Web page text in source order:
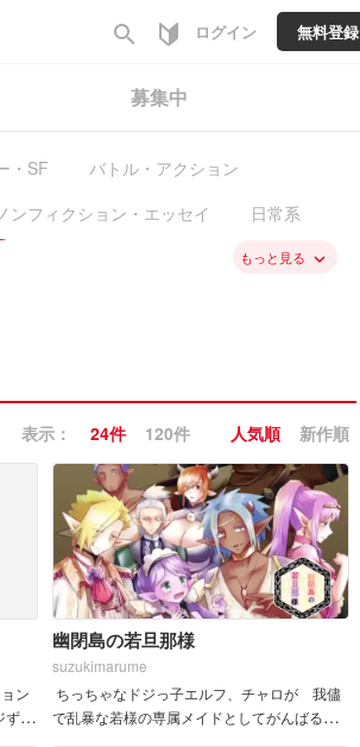
search ログイン 無料登録
募集中
・SF
バトル・アクション
ンフィクション・エッセイ
日常系
もっと見る keyboard_arrow_down
表示： 24件 120件 人気順 新作順
ン
ずつ
幽閉島の若旦那様
suzukimarume
ちっちゃなドジっ子エルフ、チャロが 我儘
で乱暴な若様の専属メイドとしてがんばるお